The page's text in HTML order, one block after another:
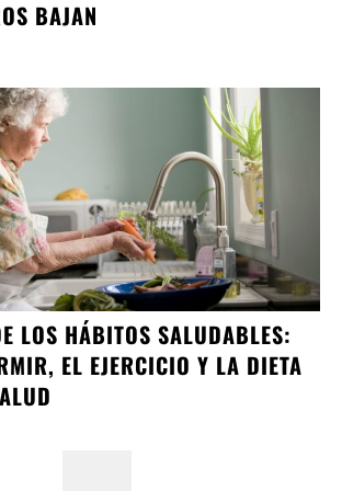
BAJAN
LOS HÁBITOS SALUDABLES:
EL EJERCICIO Y LA DIETA